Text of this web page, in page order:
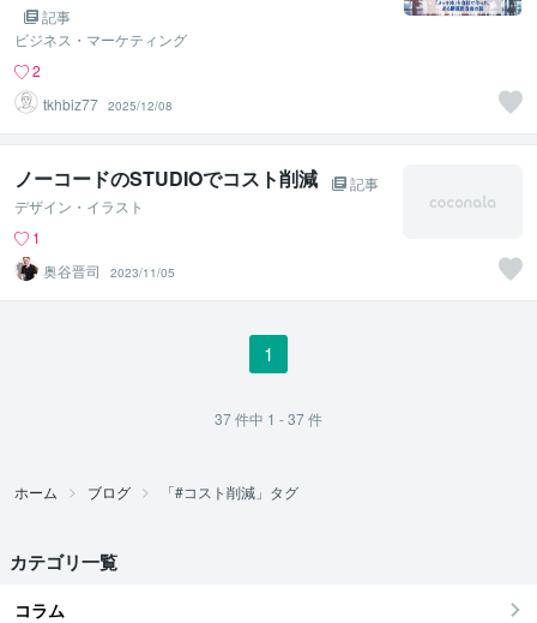
記事
ビジネス・マーケティング
2
tkhbiz77 2025/12/08
ノーコードのSTUDIOでコスト削減
記事
デザイン・イラスト
1
奥谷晋司
2023/11/05
1
37件中 1 - 37件
ホーム ブログ 「#コスト削減」タグ
カテゴリ一覧
コラム